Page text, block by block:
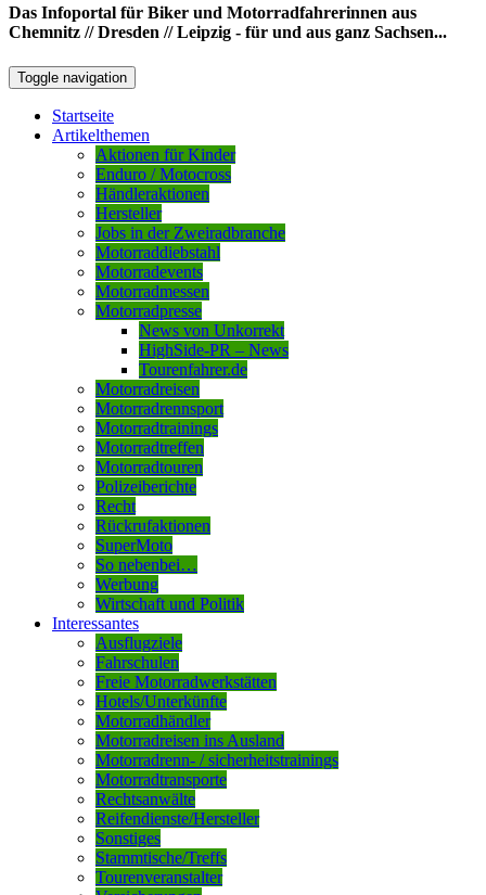
Das Infoportal für Biker und Motorradfahrerinnen aus
Chemnitz // Dresden // Leipzig - für und aus ganz Sachsen...
Toggle navigation
Startseite
Artikelthemen
Aktionen für Kinder
Enduro / Motocross
Händleraktionen
Hersteller
Jobs in der Zweiradbranche
Motorraddiebstahl
Motorradevents
Motorradmessen
Motorradpresse
News von Unkorrekt
HighSide-PR – News
Tourenfahrer.de
Motorradreisen
Motorradrennsport
Motorradtrainings
Motorradtreffen
Motorradtouren
Polizeiberichte
Recht
Rückrufaktionen
SuperMoto
So nebenbei…
Werbung
Wirtschaft und Politik
Interessantes
Ausflugziele
Fahrschulen
Freie Motorradwerkstätten
Hotels/Unterkünfte
Motorradhändler
Motorradreisen ins Ausland
Motorradrenn- / sicherheitstrainings
Motorradtransporte
Rechtsanwälte
Reifendienste/Hersteller
Sonstiges
Stammtische/Treffs
Tourenveranstalter